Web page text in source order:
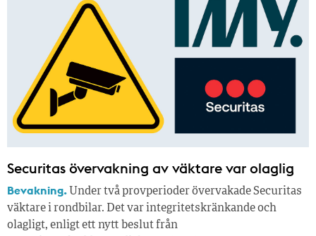
Securitas övervakning av väktare var olaglig
Bevakning. Under två provperioder övervakade Securitas
väktare i rondbilar. Det var integritetskränkande och
olagligt, enligt ett nytt beslut från